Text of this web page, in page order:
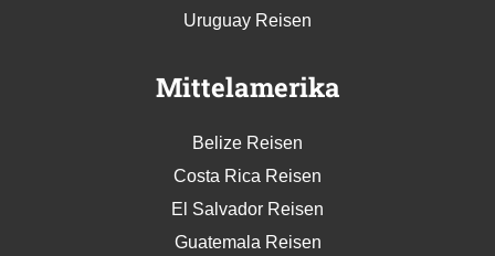
Uruguay Reisen
Mittelamerika
Belize Reisen
Costa Rica Reisen
El Salvador Reisen
Guatemala Reisen